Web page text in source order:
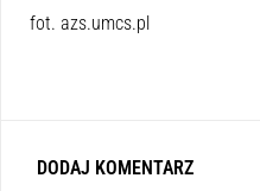
fot. azs.umcs.pl
DODAJ KOMENTARZ